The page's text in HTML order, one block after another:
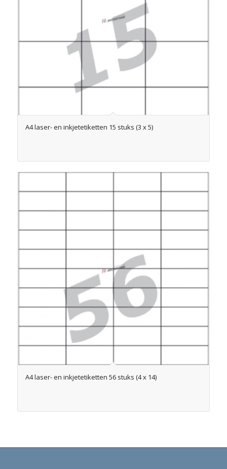
A4 laser- en inkjetetiketten 15 stuks (3 x 5)
A4 laser- en inkjetetiketten 56 stuks (4 x 14)